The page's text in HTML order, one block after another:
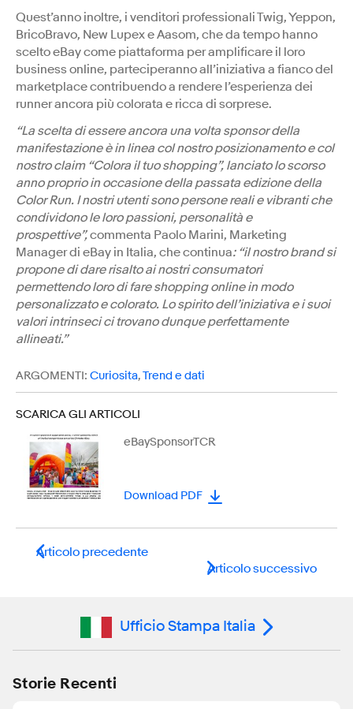
Quest’anno inoltre, i venditori professionali Twig, Yeppon,
BricoBravo, New Lupex e Aasom, che da tempo hanno
scelto eBay come piattaforma per amplificare il loro
business online, parteciperanno all’iniziativa a fianco del
marketplace contribuendo a rendere l’esperienza dei
runner ancora più colorata e ricca di sorprese.
“La scelta di essere ancora una volta sponsor della
manifestazione è in linea col nostro posizionamento e col
nostro claim “Colora il tuo shopping”, lanciato lo scorso
anno proprio in occasione della passata edizione della
Color Run. I nostri utenti sono persone reali e vibranti che
condividono le loro passioni, personalità e
prospettive”,commenta Paolo Marini, Marketing
Manager di eBay in Italia, che continua: “il nostro brand si
propone di dare risalto ai nostri consumatori
permettendo loro di fare shopping online in modo
personalizzato e colorato. Lo spirito dell’iniziativa e i suoi
valori intrinseci ci trovano dunque perfettamente
allineati.”
ARGOMENTI: Curiosita,Trend e dati
SCARICA GLI ARTICOLI
eBaySponsorTCR
Download PDF
Articolo precedente
Articolo successivo
Ufficio Stampa Italia
Storie Recenti